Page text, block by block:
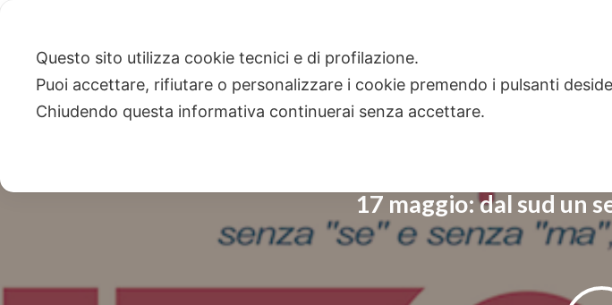
17 maggio: dal sud un
Questo sito utilizza cookie tecnici e di profilazione.
Puoi accettare, rifiutare o personalizzare i cookie premendo i pulsanti
Chiudendo questa informativa continuerai senza accettare.